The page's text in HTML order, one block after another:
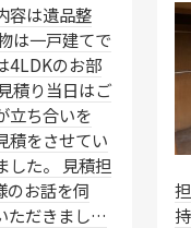
容は遺品整
は一戸建てで
4LDKのお部
積り当日はご
立ち合いを
積をさせてい
した。 見積担
のお話を伺
ただきまし…